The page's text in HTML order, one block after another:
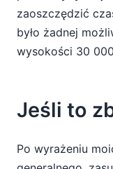
zaoszczędzić
było żadnej
wysokości 30
Jeśli to
Po wyrażeniu